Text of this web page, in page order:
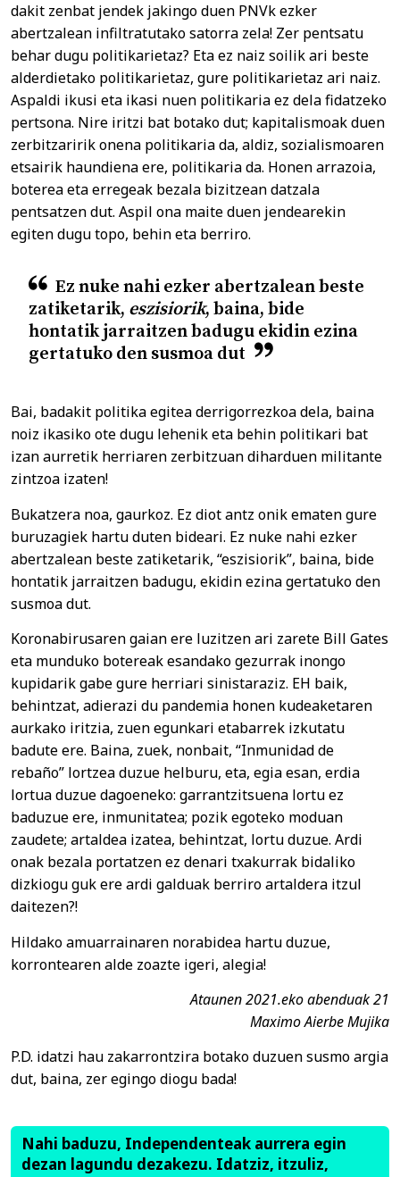
dakit zenbat jendek jakingo duen PNVk ezker
abertzalean infiltratutako satorra zela! Zer pentsatu
behar dugu politikarietaz? Eta ez naiz soilik ari beste
alderdietako politikarietaz, gure politikarietaz ari naiz.
Aspaldi ikusi eta ikasi nuen politikaria ez dela fidatzeko
pertsona. Nire iritzi bat botako dut; kapitalismoak duen
zerbitzaririk onena politikaria da, aldiz, sozialismoaren
etsairik haundiena ere, politikaria da. Honen arrazoia,
boterea eta erregeak bezala bizitzean datzala
pentsatzen dut. Aspil ona maite duen jendearekin
egiten dugu topo, behin eta berriro.
Ez nuke nahi ezker abertzalean beste
zatiketarik, eszisiorik, baina, bide
hontatik jarraitzen badugu ekidin ezina
gertatuko den susmoa dut
Bai, badakit politika egitea derrigorrezkoa dela, baina
noiz ikasiko ote dugu lehenik eta behin politikari bat
izan aurretik herriaren zerbitzuan diharduen militante
zintzoa izaten!
Bukatzera noa, gaurkoz. Ez diot antz onik ematen gure
buruzagiek hartu duten bideari. Ez nuke nahi ezker
abertzalean beste zatiketarik, “eszisiorik”, baina, bide
hontatik jarraitzen badugu, ekidin ezina gertatuko den
susmoa dut.
Koronabirusaren gaian ere luzitzen ari zarete Bill Gates
eta munduko botereak esandako gezurrak inongo
kupidarik gabe gure herriari sinistaraziz. EH baik,
behintzat, adierazi du pandemia honen kudeaketaren
aurkako iritzia, zuen egunkari etabarrek izkutatu
badute ere. Baina, zuek, nonbait, “Inmunidad de
rebaño” lortzea duzue helburu, eta, egia esan, erdia
lortua duzue dagoeneko: garrantzitsuena lortu ez
baduzue ere, inmunitatea; pozik egoteko moduan
zaudete; artaldea izatea, behintzat, lortu duzue. Ardi
onak bezala portatzen ez denari txakurrak bidaliko
dizkiogu guk ere ardi galduak berriro artaldera itzul
daitezen?!
Hildako amuarrainaren norabidea hartu duzue,
korrontearen alde zoazte igeri, alegia!
Ataunen 2021.eko abenduak 21
Maximo Aierbe Mujika
P.D. idatzi hau zakarrontzira botako duzuen susmo argia
dut, baina, zer egingo diogu bada!
Nahi baduzu, Independenteak aurrera egin
dezan lagundu dezakezu. Idatziz, itzuliz,